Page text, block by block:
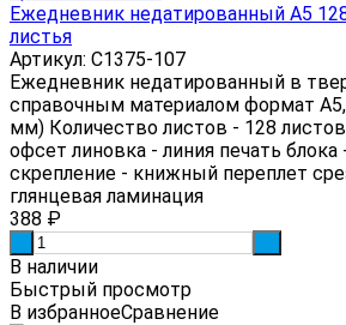
Ежедневник недатированный А5
листья
Артикул: С1375-107
Ежедневник недатированный в
справочным материалом формат
мм) Количество листов - 128
офсет линовка - линия печать блока
скрепление - книжный переплет
глянцевая ламинация
388 ₽
В наличии
Быстрый просмотр
В избранноеСравнение